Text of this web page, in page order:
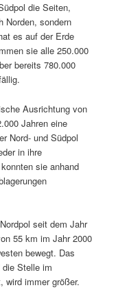
die Seiten,
Norden, sondern
es auf der Erde
sie alle 250.000
bereits 780.000
Ausrichtung von
Jahren eine
Nord- und Südpol
in ihre
sie anhand
seit dem Jahr
55 km im Jahr 2000
bewegt. Das
Stelle im
wird immer größer.